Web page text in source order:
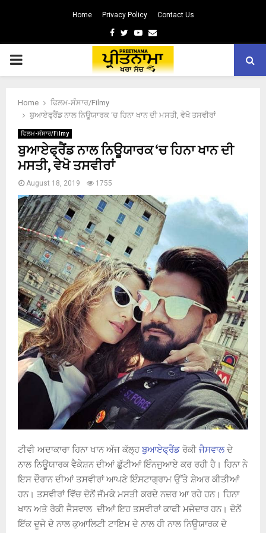
Home Privacy Policy Contact Us
Facebook
TwitterYoutube
Email
PRIMARY
Home
ਫਿਲਮ-ਸੰਸਾਰ/Filmy
ਬੁਆਏਫ੍ਰੈਂਡ ਨਾਲ ਨਿਊਯਾਰਕ ‘ਚ ਹਿਨਾ ਖਾਨ ਦੀ ਮਸਤੀ, ਵੇਖੋ ਤਸਵੀਰਾਂ
ਫਿਲਮ-ਸੰਸਾਰ/Filmy
ਬੁਆਏਫ੍ਰੈਂਡ ਨਾਲ ਨਿਊਯਾਰਕ ‘ਚ ਹਿਨਾ ਖਾਨ ਦੀ
ਮਸਤੀ, ਵੇਖੋ ਤਸਵੀਰਾਂ
August 18, 2019 1755
ਟੀਵੀ ਅਦਾਕਾਰਾ ਹਿਨਾ ਖਾਨ ਅੱਜ ਕੱਲ੍ਹਬੁਆਏਫ੍ਰੈਂਡ ਰੋਕੀ ਜੈਸਵਾਲਦੇ
ਨਾਲ ਨਿਊਯਾਰਕ ਵੈਕੇਸ਼ਨ ਦੀਆਂ ਛੁੱਟ‍ੀਆਂ ਇੰਨਜੁਆਏ ਕਰ ਰਹੀ ਹੈ। ਹਿਨਾ ਨੇ
ਇਸ ਦੌਰਾਨ ਦੀਆਂ ਤਸਵੀਰਾਂ ਆਪਣੇ ਇੰਸਟਾਗ੍ਰਾਮ ਉੱਤੇ ਸ਼ੇਅਰ ਕੀਤੀਆਂ
ਹਨ। ਤਸਵੀਰਾਂ ਵਿੱਚ ਦੋਨੋਂ ਜੱਮਕੇ ਮਸਤੀ ਕਰਦੇ ਨਜ਼ਰ ਆ ਰਹੇ ਹਨ। ਹਿਨਾ
ਖਾਨ ਅਤੇ ਰੋਕੀ ਜੈਸਵਾਲ ਦੀਆਂ ਇਹ ਤਸਵੀਰਾਂ ਕਾਫੀ ਮਜੇਦਾਰ ਹਨ। ਦੋਨੋਂ
ਇੱਕ ਦੂਜੇ ਦੇ ਨਾਲ ਕੁਆਲਿਟੀ ਟਾਇਮ ਦੇ ਨਾਲ ਹੀ ਨਾਲ ਨਿਊਯਾਰਕ ਦੇ